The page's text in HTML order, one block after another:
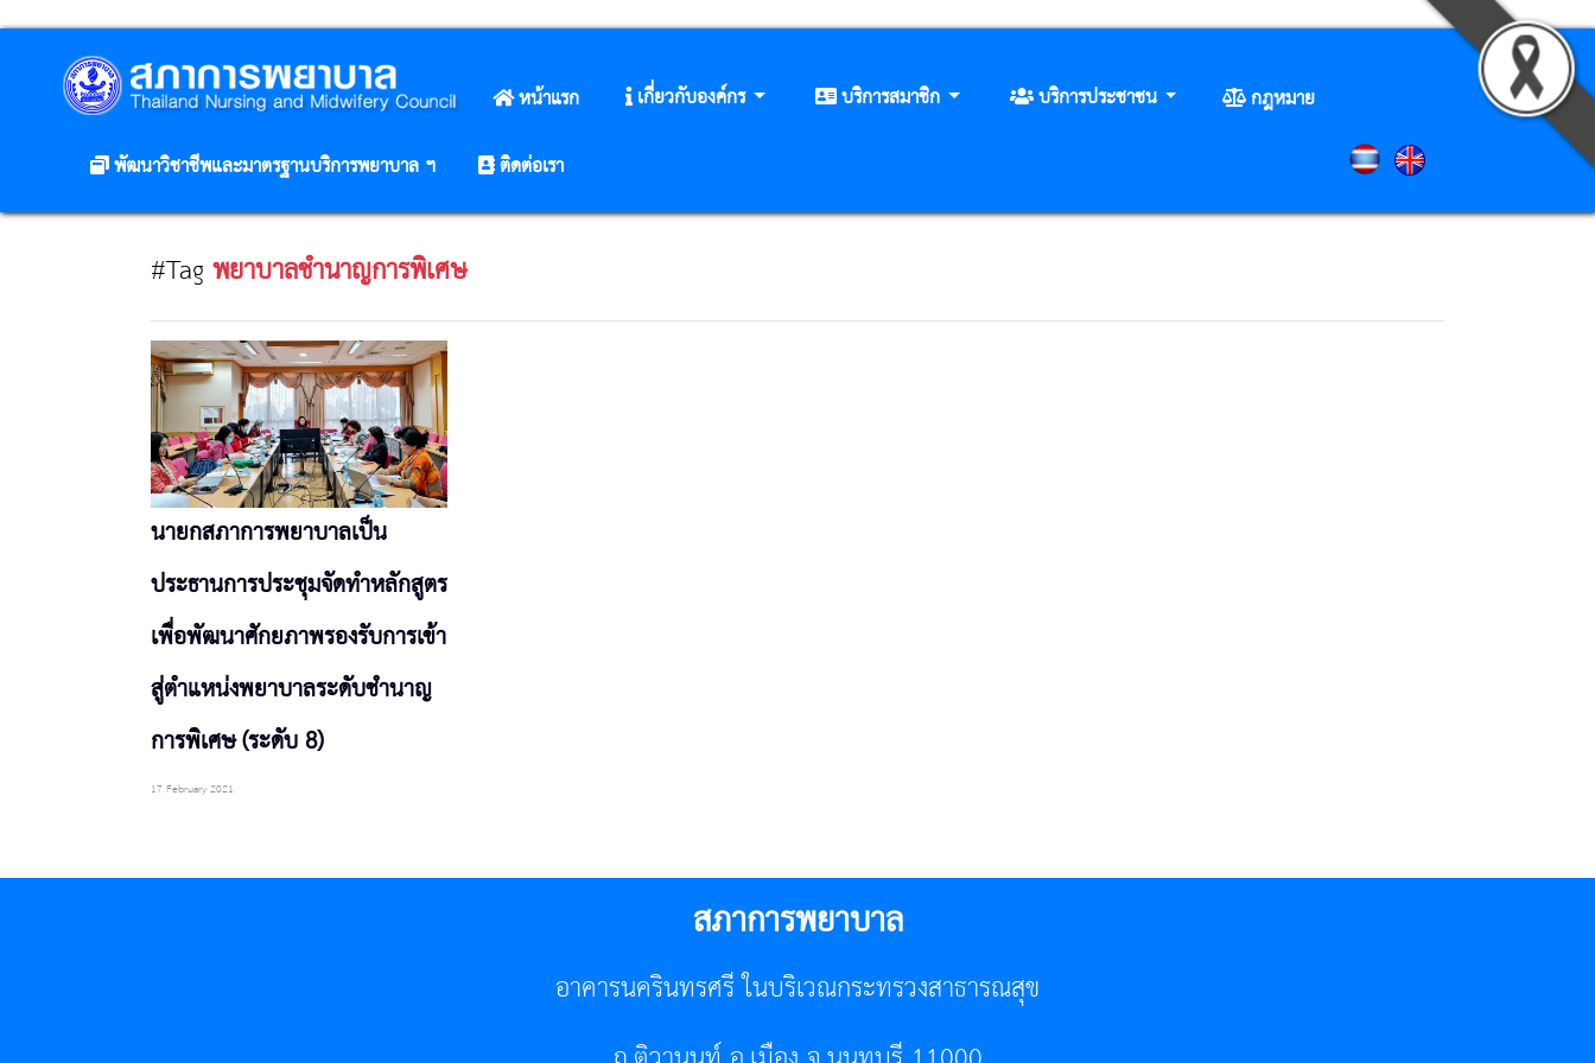
หน้าแรก เกี่ยวกับองค์กร บริการสมาชิก บริการประชาชน
กฎหมาย
พัฒนาวิชาชีพและมาตรฐานบริการพยาบาล ฯ
ติดต่อเรา
#Tagพยาบาลชำนาญการพิเศษ
นายกสภาการพยาบาลเป็น
ประธานการประชุมจัดทำหลักสูตร
เพื่อพัฒนาศักยภาพรองรับการเข้า
สู่ตำแหน่งพยาบาลระดับชำนาญ
การพิเศษ (ระดับ 8)
17 February 2021
สภาการพยาบาล
อาคารนครินทรศรี ในบริเวณกระทรวงสาธารณสุข